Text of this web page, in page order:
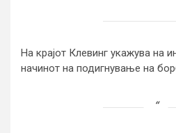
На крајот Клевинг укажува на
начинот на подигнување на